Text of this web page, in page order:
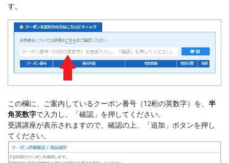
ア
ム
座
す。
この欄に、ご案内しているクーポン番号（12桁の英数字）を、 半
角英数字で入力し、「確認」を押してください。
受講講座が表示されますので、確認の上、「追加」ボタンを押し
てください。